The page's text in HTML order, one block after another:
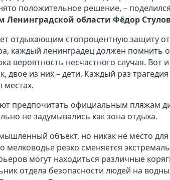
положительное решение, –
Ленинградской области Фёдор
отдыхающим стопроцентную защиту от
каждый ленинградец должен помнить
вероятность несчастного случая. Вот
двое из них – дети. Каждый раз
местах.
предпочитать официальным пляжам
не задумывались как зона отдыха.
объект, но никак не место для
мелководье резко сменяется
могут находиться различные
отдела безопасности людей на